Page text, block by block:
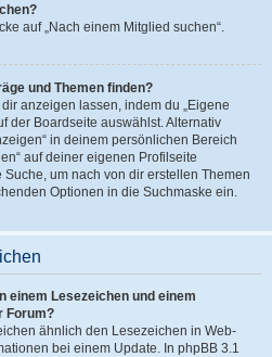
auf „Nach einem Mitglied suchen“.
und Themen finden?
anzeigen lassen, indem du „Eigene
der Boardseite auswählst. Alternativ
in deinem persönlichen Bereich
auf deiner eigenen Profilseite
um nach von dir erstellen Themen
Optionen in die Suchmaske ein.
einem Lesezeichen und einem
Forum?
ähnlich den Lesezeichen in Web-
bei einem Update. In phpBB 3.1